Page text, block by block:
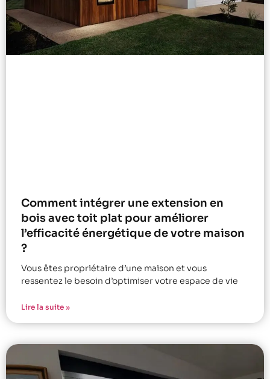
Comment intégrer une extension en
bois avec toit plat pour améliorer
l’efficacité énergétique de votre maison
?
Vous êtes propriétaire d’une maison et vous
ressentez le besoin d’optimiser votre espace de vie
Lire la suite »